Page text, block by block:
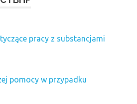
pracy z substancjami
pomocy w przypadku